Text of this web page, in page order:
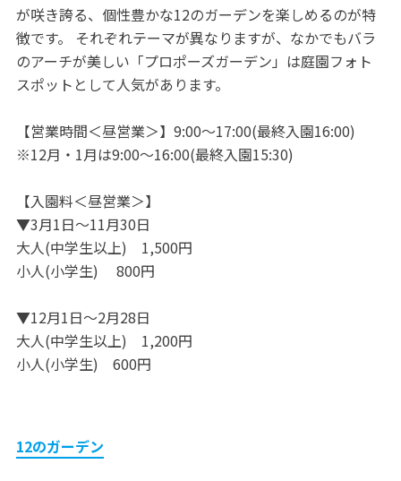
が咲き誇る、個性豊かな12のガーデンを楽しめるのが特
徴です。 それぞれテーマが異なりますが、なかでもバラ
のアーチが美しい「プロポーズガーデン」は庭園フォト
スポットとして人気があります。
【営業時間＜昼営業＞】9:00～17:00(最終入園16:00)
※12月・1月は9:00～16:00(最終入園15:30)
【入園料＜昼営業＞】
▼3月1日～11月30日
大人(中学生以上) 1,500円
小人(小学生) 800円
▼12月1日～2月28日
大人(中学生以上) 1,200円
小人(小学生) 600円
12のガーデン